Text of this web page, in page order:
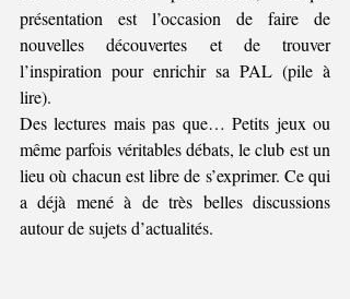
présentation est l’occasion de faire de
nouvelles découvertes et de trouver
l’inspiration pour enrichir sa PAL (pile à
lire).
Des lectures mais pas que… Petits jeux ou
même parfois véritables débats, le club est un
lieu où chacun est libre de s’exprimer. Ce qui
a déjà mené à de très belles discussions
autour de sujets d’actualités.